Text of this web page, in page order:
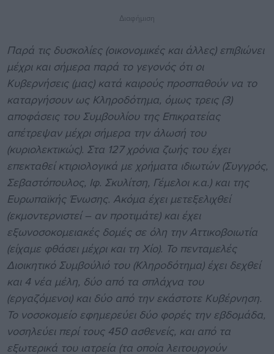
Διαφήμιση
Παρά τις δυσκολίες (οικονομικές και άλλες) επιβιώνει
μέχρι και σήμερα παρά το γεγονός ότι οι
Κυβερνήσεις (μας) κατά καιρούς προσπαθούν να το
καταργήσουν ως Κληροδότημα, όμως τρεις (3)
αποφάσεις του Συμβουλίου της Επικρατείας
απέτρεψαν μέχρι σήμερα την άλωσή του
(κυριολεκτικώς). Στα 127 χρόνια ζωής του έχει
επεκταθεί κτιριολογικά με χρήματα ιδιωτών (Συγγρός,
Σεβαστόπουλος, Ιφ. Σκυλίτση, Γέμελοι κ.α.) και της
Ευρωπαϊκής Ένωσης. Ακόμα έχει μετεξελιχθεί
(εκμοντερνιστεί – αν προτιμάτε) και έχει
εξωνοσοκομειακές δομές σε όλη την Αττικοβοιωτία
(είχαμε φθάσει μέχρι και τη Χίο). Το πενταμελές
Διοικητικό Συμβούλιό του (Κληροδότημα) έχει δεχθεί
και 4 νέα μέλη, δύο από τα σπλάχνα του
(εργαζόμενοι) και δύο από την εκάστοτε Κυβέρνηση.
Το νοσοκομείο εφημερεύει δύο φορές την εβδομάδα,
νοσηλεύει περί τους 450 ασθενείς, και από τα
εξωτερικά του ιατρεία (τα οποία λειτουργούν